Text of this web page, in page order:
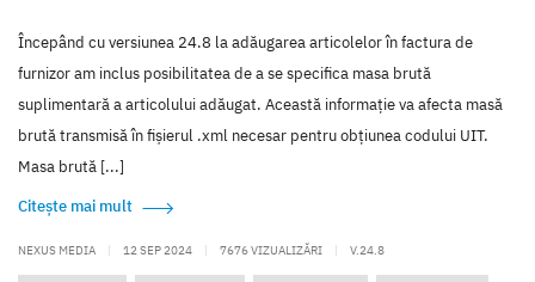
Începând cu versiunea 24.8 la adăugarea articolelor în factura de
furnizor am inclus posibilitatea de a se specifica masa brută
suplimentară a articolului adăugat. Această informație va afecta masă
brută transmisă în fișierul .xml necesar pentru obțiunea codului UIT.
Masa brută [...]
Citește mai mult
NEXUS MEDIA | 12 SEP 2024 | 7676 VIZUALIZĂRI | V.24.8